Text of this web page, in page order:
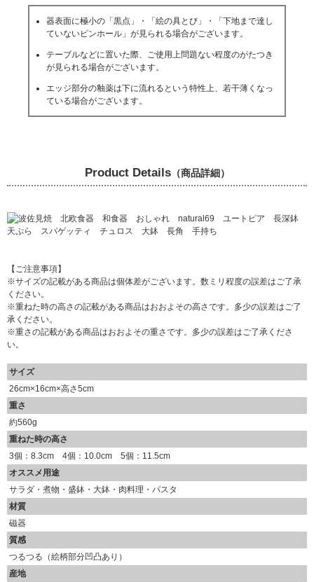
器表面に極小の「黒点」・「絵の具とび」・「下地まで達し
ていないピンホール」が見られる場合がございます。
テーブルなどに置いた際、ご使用上問題ない程度のがたつき
が見られる場合がございます。
エッジ部分の釉薬は下に流れるという特性上、若干薄くなっ
ている場合がございます。
Product Details（商品詳細）
【ご注意事項】
※サイズの記載がある商品は個体差がございます。数ミリ程度の誤差はご了承
ください。
※重ねた時の高さの記載がある商品はおおよその高さです。多少の誤差はご了
承ください。
※重さの記載がある商品はおおよその重さです。多少の誤差はご了承くださ
い。
サイズ
26cm×16cm×高さ5cm
重さ
約560g
重ねた時の高さ
3個：8.3cm 4個：10.0cm 5個：11.5cm
オススメ用途
サラダ・煮物・盛鉢・大鉢・肉料理・パスタ
材質
磁器
質感
つるつる（絵柄部分凹凸あり）
産地